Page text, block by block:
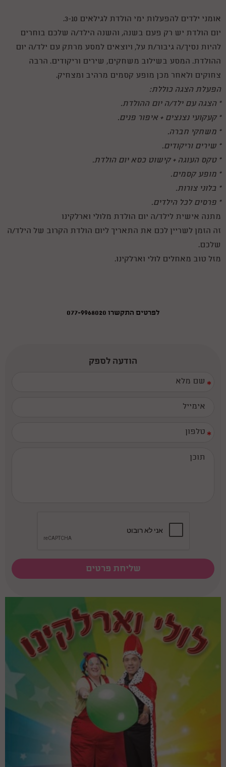
אומני ילדים להפעלות ימי הולדת לגילאים 3-10.
יום הולדת יש רק פעם בשנה, והשנה הילד/ה שלכם בוחרים
להיות נסיך/ה גיבור/ת על, ויוצאים למסע מרתק עם ילד/ה יום
ההולדת. המסע בשילוב משחקים, שירים וריקודים. הרבה
צחוקים ולאחר מכן מופע קסמים מרהיב ומצחיק.
הפעלת הצגה כוללת:
* הצגה עם ילד/ה יום ההולדת.
* קעקועי נצנצים + איפור פנים.
* משחקי חברה.
* שירים וריקודים.
* טקס העוגה + קישוט כסא יום הולדת.
* מופע קסמים.
* בלוני צורות.
* פרסים לכל הילדים.
מתנה אישית לילד/ה יום הולדת מלולי וארלקינו
זה הזמן לשריין לכם את התאריך ליום הולדת הקרוב של הילד/ה
שלכם.
מזל טוב מאחלים לולי וארלקינו.
לפרטים התקשרו 077-9968020
הודעה לספק
*
*